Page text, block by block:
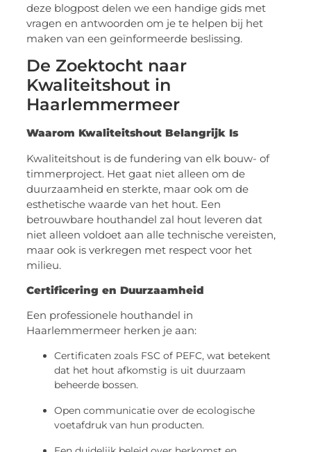
deze blogpost delen we een handige gids met
vragen en antwoorden om je te helpen bij het
maken van een geïnformeerde beslissing.
De Zoektocht naar
Kwaliteitshout in
Haarlemmermeer
Waarom Kwaliteitshout Belangrijk Is
Kwaliteitshout is de fundering van elk bouw- of
timmerproject. Het gaat niet alleen om de
duurzaamheid en sterkte, maar ook om de
esthetische waarde van het hout. Een
betrouwbare houthandel zal hout leveren dat
niet alleen voldoet aan alle technische vereisten,
maar ook is verkregen met respect voor het
milieu.
Certificering en Duurzaamheid
Een professionele houthandel in
Haarlemmermeer herken je aan:
Certificaten zoals FSC of PEFC, wat betekent
dat het hout afkomstig is uit duurzaam
beheerde bossen.
Open communicatie over de ecologische
voetafdruk van hun producten.